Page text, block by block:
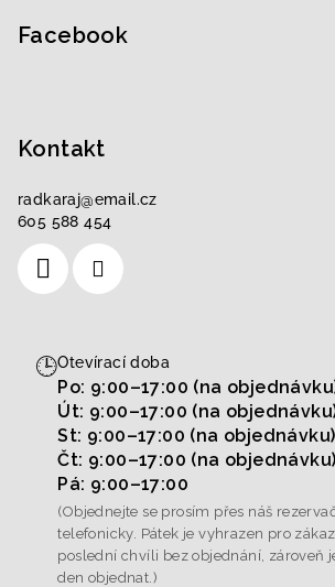
Facebook
Kontakt
radkaraj@email.cz
605 588 454
🕒Otevírací doba
Po: 9:00–17:00 (na
Út: 9:00–17:00 (na
St: 9:00–17:00 (na objednávku)
Čt: 9:00–17:00 (na objednávku)
Pá: 9:00–17:00
(Objednejte se prosím přes náš
telefonicky. Pátek je vyhrazen pro
poslední chvíli bez objednání, zároveň
den objednat.)